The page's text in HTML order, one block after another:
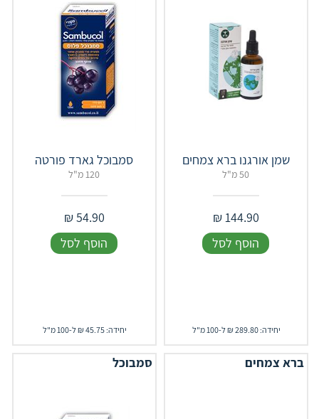
שמן אורגנו ברא צמחים
50 מ"ל
144.90
₪
הוסף לסל
יחידה: 289.80 ₪ ל-100 מ"ל
סמבוכל גארד פורטה
120 מ"ל
54.90
₪
הוסף לסל
יחידה: 45.75 ₪ ל-100 מ"ל
ברא צמחים סמבוכל